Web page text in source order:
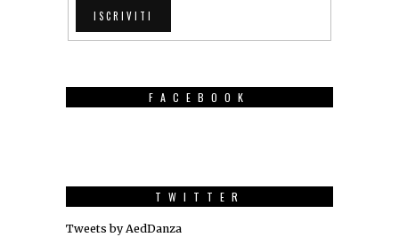
FACEBOOK
TWITTER
Tweets by AedDanza